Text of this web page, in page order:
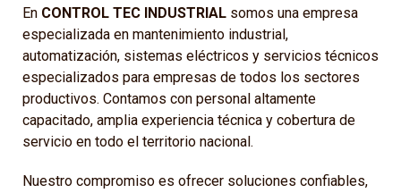
En CONTROL TEC INDUSTRIAL somos una empresa
especializada en mantenimiento industrial,
automatización, sistemas eléctricos y servicios técnicos
especializados para empresas de todos los sectores
productivos. Contamos con personal altamente
capacitado, amplia experiencia técnica y cobertura de
servicio en todo el territorio nacional.
Nuestro compromiso es ofrecer soluciones confiables,